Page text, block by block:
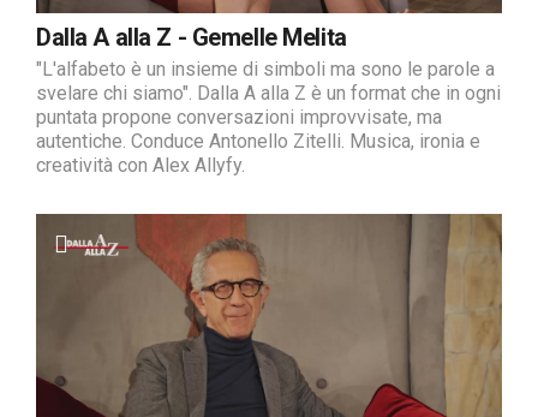
Dalla A alla Z - Gemelle Melita
"L'alfabeto è un insieme di simboli ma sono le parole a
svelare chi siamo". Dalla A alla Z è un format che in ogni
puntata propone conversazioni improvvisate, ma
autentiche. Conduce Antonello Zitelli. Musica, ironia e
creatività con Alex Allyfy.